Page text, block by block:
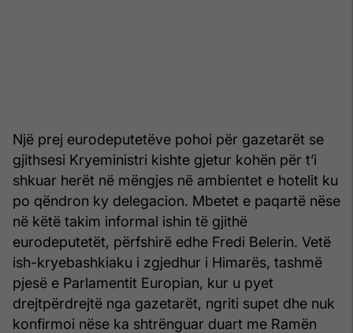
Një prej eurodeputetëve pohoi për gazetarët se
gjithsesi Kryeministri kishte gjetur kohën për t’i
shkuar herët në mëngjes në ambientet e hotelit ku
po qëndron ky delegacion. Mbetet e paqartë nëse
në këtë takim informal ishin të gjithë
eurodeputetët, përfshirë edhe Fredi Belerin. Vetë
ish-kryebashkiaku i zgjedhur i Himarës, tashmë
pjesë e Parlamentit Europian, kur u pyet
drejtpërdrejtë nga gazetarët, ngriti supet dhe nuk
konfirmoi nëse ka shtrënguar duart me Ramën